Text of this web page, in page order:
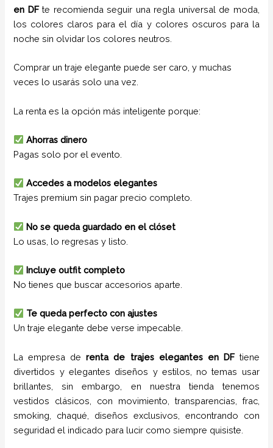
en DFte recomienda seguir una regla universal de moda,
los colores claros para el día y colores oscuros para la
noche sin olvidar los colores neutros.
Comprar un traje elegante puede ser caro, y muchas
veces lo usarás solo una vez.
La renta es la opción más inteligente porque:
Ahorras dinero
Pagas solo por el evento.
Accedes a modelos elegantes
Trajes premium sin pagar precio completo.
No se queda guardado en el clóset
Lo usas, lo regresas y listo.
Incluye outfit completo
No tienes que buscar accesorios aparte.
Te queda perfecto con ajustes
Un traje elegante debe verse impecable.
La empresa derenta de trajes elegantes en DF tiene
divertidos y elegantes diseños y estilos,
no temas usar
brillantes, sin embargo, en nuestra tienda tenemos
vestidos clásicos, con movimiento, transparencias, frac,
smoking, chaqué, diseños exclusivos, encontrando con
seguridad el indicado para lucir como siempre quisiste.